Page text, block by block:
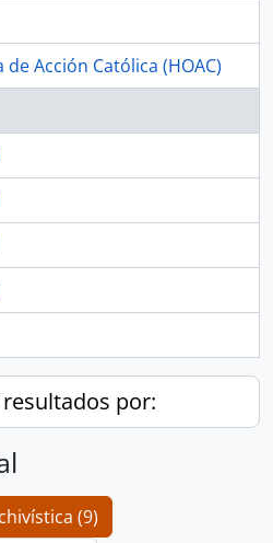
Acción Católica (HOAC)
por:
(9)